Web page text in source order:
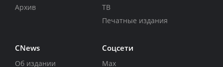
Архив
ТВ
Печатные издания
CNews
Об издании
Соцсети
Max